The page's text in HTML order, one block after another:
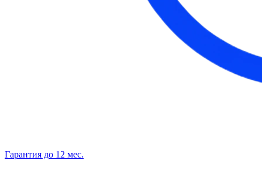
Гарантия до 12 мес.